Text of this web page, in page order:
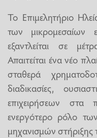
Το Επιμελητήριο
των μικρομεσαίων
εξαντλείται σε
Απαιτείται ένα νέο
σταθερά
διαδικασίες,
επιχειρήσεων στα
ενεργότερο ρόλο
μηχανισμών στήριξης